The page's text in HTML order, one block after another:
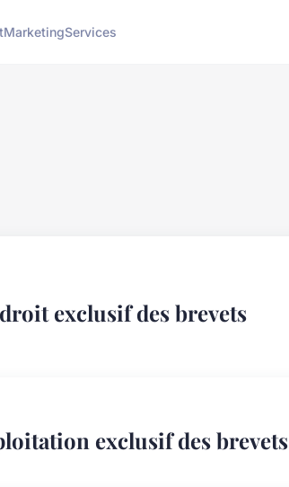
MarketingServices
exclusif des brevets
exclusif des brevets